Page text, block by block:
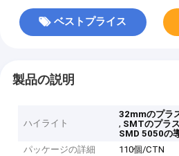
ベストプライス
製品の説明
ハイライト
32mmのプラ
, SMTのプラ
SMD 5050の
パッケージの詳細
110個/CTN